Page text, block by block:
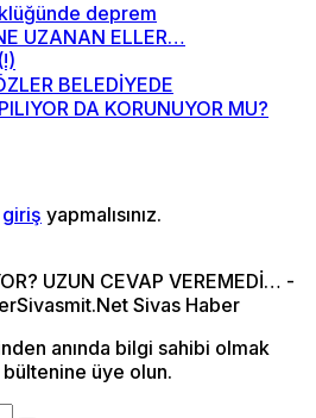
deprem
UZANAN ELLER…
BELEDİYEDE
DA KORUNUYOR MU?
giriş yapmalısınız.
anında bilgi sahibi olmak
üye olun.